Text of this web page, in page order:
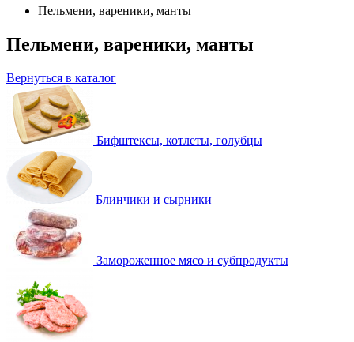
Пельмени, вареники, манты
Пельмени, вареники, манты
Вернуться в каталог
Бифштексы, котлеты, голубцы
Блинчики и сырники
Замороженное мясо и субпродукты